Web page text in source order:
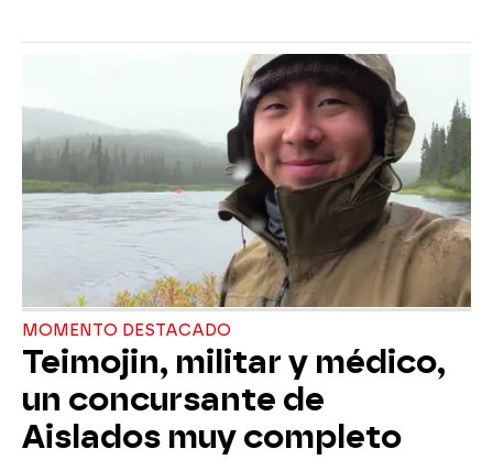
MOMENTO DESTACADO
Teimojin, militar y médico,
un concursante de
Aislados muy completo